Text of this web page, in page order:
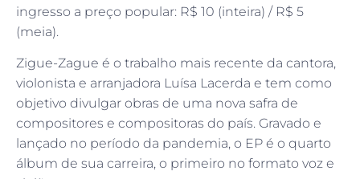
ingresso a preço popular: R$ 10 (inteira) / R$ 5
(meia).
Zigue-Zague é o trabalho mais recente da cantora,
violonista e arranjadora Luísa Lacerda e tem como
objetivo divulgar obras de uma nova safra de
compositores e compositoras do país. Gravado e
lançado no período da pandemia, o EP é o quarto
álbum de sua carreira, o primeiro no formato voz e